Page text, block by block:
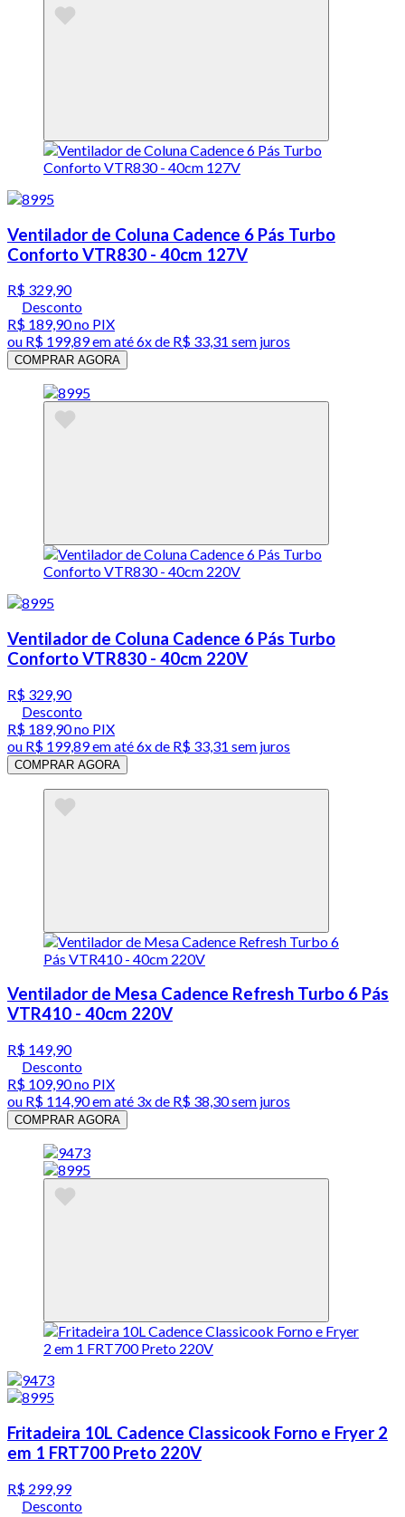
Ventilador de Coluna Cadence 6 Pás Turbo
Conforto VTR830 - 40cm 127V
R$ 329,90
Desconto
R$ 189,90no PIX
ou R$ 199,89em até6x de R$ 33,31 sem juros
COMPRAR AGORA
Ventilador de Coluna Cadence 6 Pás Turbo
Conforto VTR830 - 40cm 220V
R$ 329,90
Desconto
R$ 189,90no PIX
ou R$ 199,89em até6x de R$ 33,31 sem juros
COMPRAR AGORA
Ventilador de Mesa Cadence Refresh Turbo 6 Pás
VTR410 - 40cm 220V
R$ 149,90
Desconto
R$ 109,90no PIX
ou R$ 114,90em até 3x de R$ 38,30 sem juros
COMPRAR AGORA
Fritadeira 10L Cadence Classicook Forno e Fryer 2
em 1 FRT700 Preto 220V
R$ 299,99
Desconto